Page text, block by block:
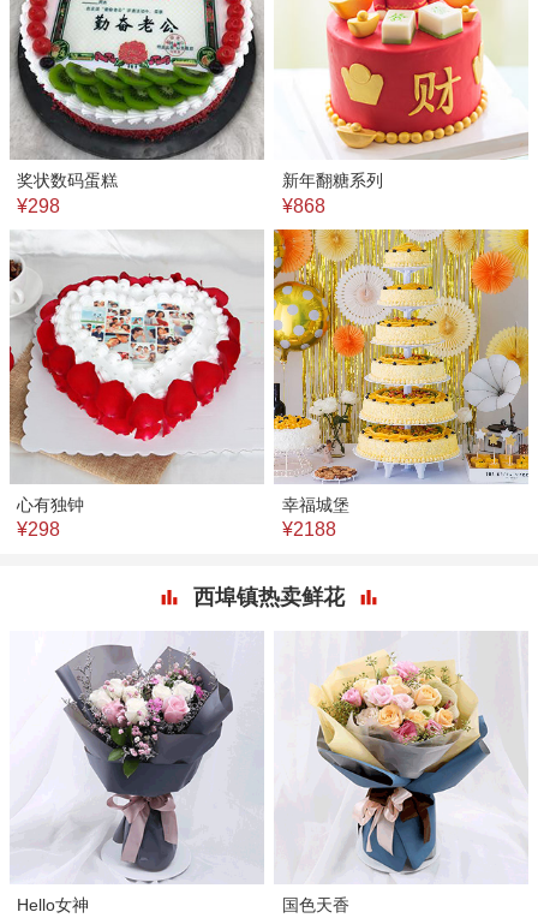
奖状数码蛋糕
¥298
新年翻糖系列
¥868
心有独钟
¥298
幸福城堡
¥2188
西埠镇热卖鲜花
Hello女神 国色天香